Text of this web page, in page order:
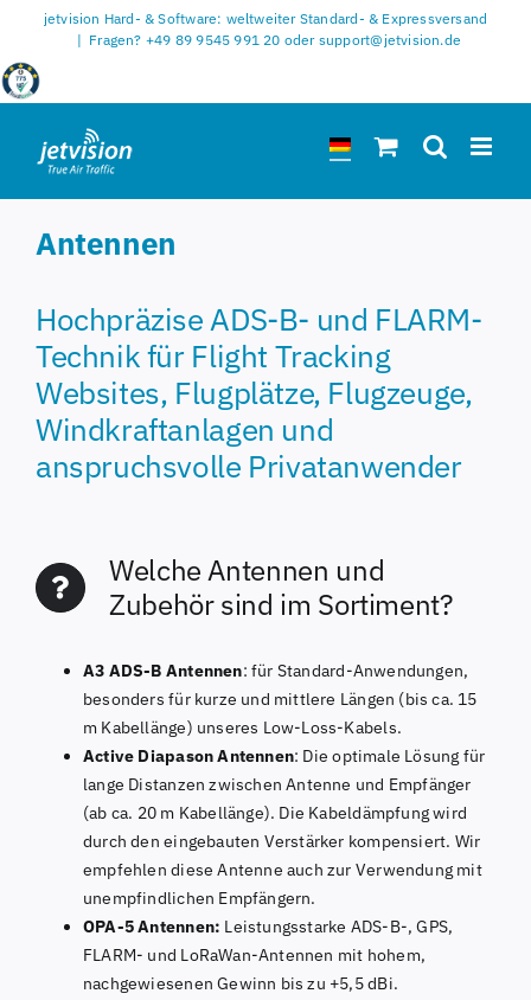
springen
jetvision Hard- & Software: weltweiter Standard- & Expressversand
| Fragen? +49 89 9545 991 20 oder support@jetvision.de
Antennen
Hochpräzise ADS-B- und FLARM-
Technik für Flight Tracking
Websites, Flugplätze, Flugzeuge,
Windkraftanlagen und
anspruchsvolle Privatanwender
Welche Antennen und
Zubehör sind im Sortiment?
A3 ADS-B Antennen: für Standard-Anwendungen,
besonders für kurze und mittlere Längen (bis ca. 15
m Kabellänge) unseres Low-Loss-Kabels.
Active Diapason Antennen: Die optimale Lösung für
lange Distanzen zwischen Antenne und Empfänger
(ab ca. 20 m Kabellänge). Die Kabeldämpfung wird
durch den eingebauten Verstärker kompensiert. Wir
empfehlen diese Antenne auch zur Verwendung mit
unempfindlichen Empfängern.
OPA-5 Antennen: Leistungsstarke ADS-B-, GPS,
FLARM- und LoRaWan-Antennen mit hohem,
nachgewiesenen Gewinn bis zu +5,5 dBi.